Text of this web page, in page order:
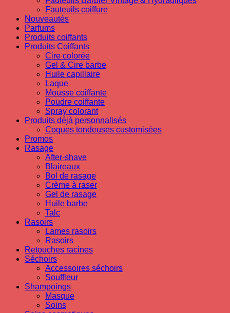
Fauteuils coiffure
Nouveautés
Parfums
Produits coiffants
Produits Coiffants
Cire colorée
Gel & Cire barbe
Huile capillaire
Laque
Mousse coiffante
Poudre coiffante
Spray colorant
Produits déjà personnalisés
Coques tondeuses customisées
Promos
Rasage
After-shave
Blaireaux
Bol de rasage
Crème à raser
Gel de rasage
Huile barbe
Talc
Rasoirs
Lames rasoirs
Rasoirs
Retouches racines
Séchoirs
Accessoires séchoirs
Souffleur
Shampoings
Masque
Soins